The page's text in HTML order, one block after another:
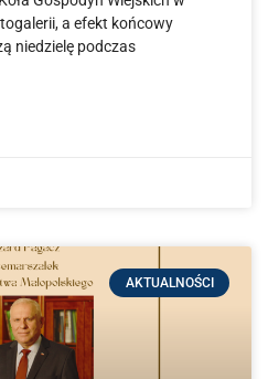
a efekt końcowy
niedzielę podczas
AKTUALNOŚCI